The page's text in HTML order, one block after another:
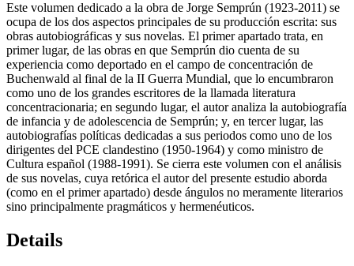
Este volumen dedicado a la obra de Jorge Semprún (1923-2011) se
ocupa de los dos aspectos principales de su producción escrita: sus
obras autobiográficas y sus novelas. El primer apartado trata, en
primer lugar, de las obras en que Semprún dio cuenta de su
experiencia como deportado en el campo de concentración de
Buchenwald al final de la II Guerra Mundial, que lo encumbraron
como uno de los grandes escritores de la llamada literatura
concentracionaria; en segundo lugar, el autor analiza la autobiografía
de infancia y de adolescencia de Semprún; y, en tercer lugar, las
autobiografías políticas dedicadas a sus periodos como uno de los
dirigentes del PCE clandestino (1950-1964) y como ministro de
Cultura español (1988-1991). Se cierra este volumen con el análisis
de sus novelas, cuya retórica el autor del presente estudio aborda
(como en el primer apartado) desde ángulos no meramente literarios
sino principalmente pragmáticos y hermenéuticos.
Details